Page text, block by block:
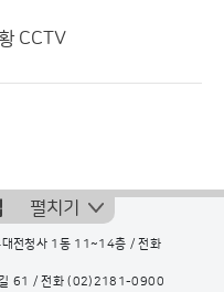
CCTV
펼치기
전청사 1동 11~14층 / 전화
61 / 전화(02)2181-0900